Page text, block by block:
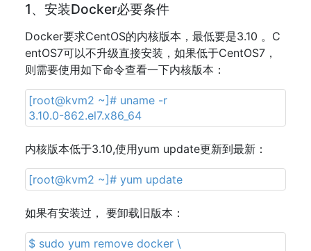
1、安装Docker必要条件
Docker要求CentOS的内核版本，最低要是3.10 。C
entOS7可以不升级直接安装，如果低于CentOS7，
则需要使用如下命令查看一下内核版本：
[root@kvm2 ~]# uname -r
3.10.0-862.el7.x86_64
内核版本低于3.10,使用yum update更新到最新：
[root@kvm2 ~]# yum update
如果有安装过， 要卸载旧版本：
$ sudo yum remove docker \